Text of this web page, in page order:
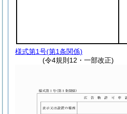
様式第1号(第1条関係)
(令4規則12・一部改正)